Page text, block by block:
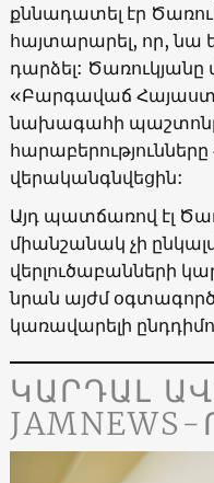
քննադատել էր
հայտարարել, որ, նա
դարձել: Ծառուկյանը
«Բարգավաճ
նախագահի պաշտոնը:
վերականգնվեցին:
Այդ պատճառով էլ
միանշանակ չի
վերլուծաբանների
նրան այժմ
կառավարելի
ԿԱՐԴԱԼ